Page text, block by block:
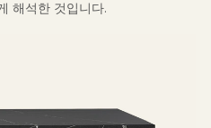
해석한 것입니다.